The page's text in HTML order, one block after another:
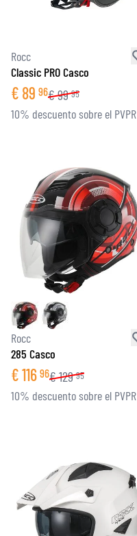
Rocc
Classic PRO Casco
€ 89 96€99 95
10% descuento sobre el PVPR
Rocc
285 Casco
€116 96€129 95
10% descuento sobre el PVPR